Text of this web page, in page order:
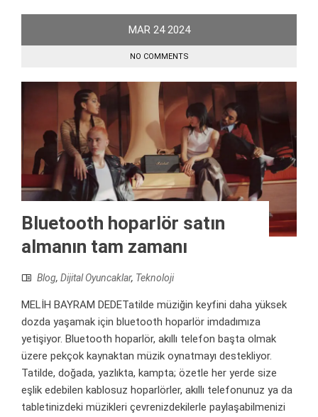
MAR 24 2024
NO COMMENTS
Bluetooth hoparlör satın
almanın tam zamanı
Blog, Dijital Oyuncaklar, Teknoloji
MELİH BAYRAM DEDETatilde müziğin keyfini daha yüksek
dozda yaşamak için bluetooth hoparlör imdadımıza
yetişiyor. Bluetooth hoparlör, akıllı telefon başta olmak
üzere pekçok kaynaktan müzik oynatmayı destekliyor.
Tatilde, doğada, yazlıkta, kampta; özetle her yerde size
eşlik edebilen kablosuz hoparlörler, akıllı telefonunuz ya da
tabletinizdeki müzikleri çevrenizdekilerle paylaşabilmenizi